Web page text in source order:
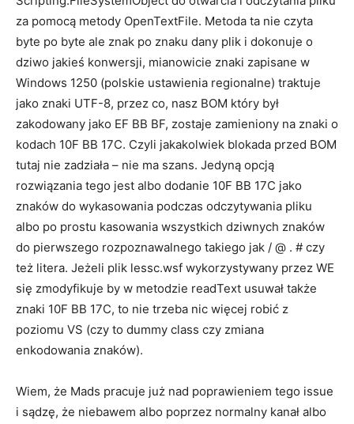
za pomocą metody OpenTextFile. Metoda ta nie czyta
byte po byte ale znak po znaku dany plik i dokonuje o
dziwo jakieś konwersji, mianowicie znaki zapisane w
Windows 1250 (polskie ustawienia regionalne) traktuje
jako znaki UTF-8, przez co, nasz BOM który był
zakodowany jako EF BB BF, zostaje zamieniony na znaki o
kodach 10F BB 17C. Czyli jakakolwiek blokada przed BOM
tutaj nie zadziała – nie ma szans. Jedyną opcją
rozwiązania tego jest albo dodanie 10F BB 17C jako
znaków do wykasowania podczas odczytywania pliku
albo po prostu kasowania wszystkich dziwnych znaków
do pierwszego rozpoznawalnego takiego jak / @ . # czy
też litera. Jeżeli plik lessc.wsf wykorzystywany przez WE
się zmodyfikuje by w metodzie readText usuwał także
znaki 10F BB 17C, to nie trzeba nic więcej robić z
poziomu VS (czy to dummy class czy zmiana
enkodowania znaków).
Wiem, że Mads pracuje już nad poprawieniem tego issue
i sądzę, że niebawem albo poprzez normalny kanał albo